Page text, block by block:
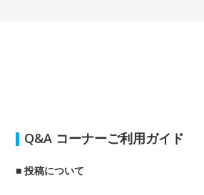
Q&A コーナーご利用ガイド
■ 投稿について